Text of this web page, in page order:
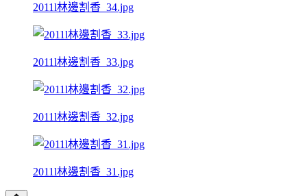
2011l林邊割香_34.jpg
2011l林邊割香_33.jpg
2011l林邊割香_32.jpg
2011l林邊割香_31.jpg